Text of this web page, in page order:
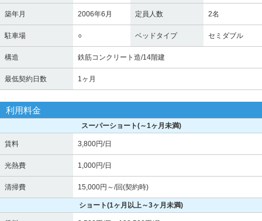
築年月 2006年6月 定員人数 2名
駐車場 ○ ベッドタイプ セミダブル
構造 鉄筋コンクリート造/14階建
最低契約日数 1ヶ月
利用料金
スーパーショート(～1ヶ月未満)
賃料 3,800円/日
光熱費 1,000円/日
清掃費 15,000円～/回(契約時)
ショート(1ヶ月以上～3ヶ月未満)